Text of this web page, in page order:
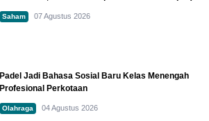
Saham 07 Agustus 2026
Padel Jadi Bahasa Sosial Baru Kelas Menengah
Profesional Perkotaan
Olahraga 04 Agustus 2026